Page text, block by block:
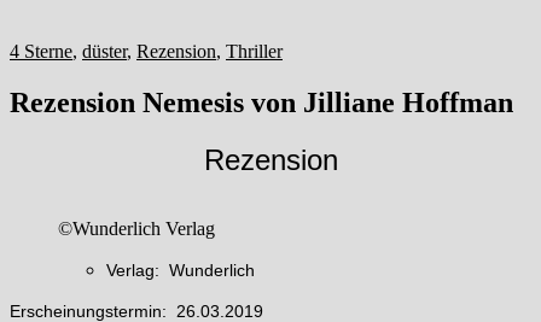
4 Sterne, düster, Rezension, Thriller
Rezension Nemesis von Jilliane Hoffman
Rezension
©Wunderlich Verlag
Verlag: Wunderlich
Erscheinungstermin: 26.03.2019